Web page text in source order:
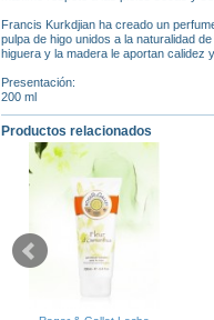
Francis Kurkdjian ha creado un
pulpa de higo unidos a la naturalidad
higuera y la madera le aportan calidez
Presentación:
200 ml
Productos relacionados